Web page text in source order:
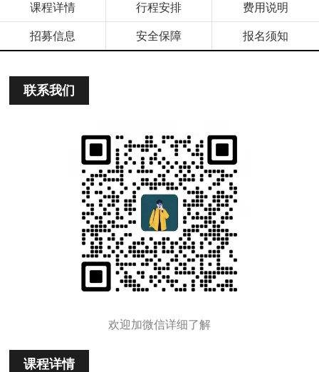
课程详情 行程安排 费用说明
招募信息 安全保障 报名须知
联系我们
欢迎加微信详细了解
课程详情